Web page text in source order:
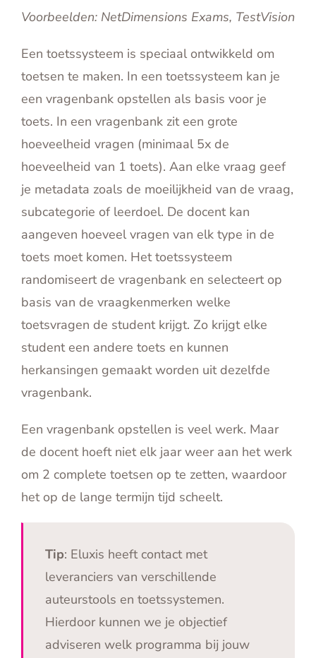
Voorbeelden: NetDimensions Exams, TestVision
Een toetssysteem is speciaal ontwikkeld om
toetsen te maken. In een toetssysteem kan je
een vragenbank opstellen als basis voor je
toets. In een vragenbank zit een grote
hoeveelheid vragen (minimaal 5x de
hoeveelheid van 1 toets). Aan elke vraag geef
je metadata zoals de moeilijkheid van de vraag,
subcategorie of leerdoel. De docent kan
aangeven hoeveel vragen van elk type in de
toets moet komen. Het toetssysteem
randomiseert de vragenbank en selecteert op
basis van de vraagkenmerken welke
toetsvragen de student krijgt. Zo krijgt elke
student een andere toets en kunnen
herkansingen gemaakt worden uit dezelfde
vragenbank.
Een vragenbank opstellen is veel werk. Maar
de docent hoeft niet elk jaar weer aan het werk
om 2 complete toetsen op te zetten, waardoor
het op de lange termijn tijd scheelt.
Tip: Eluxis heeft contact met
leveranciers van verschillende
auteurstools en toetssystemen.
Hierdoor kunnen we je objectief
adviseren welk programma bij jouw